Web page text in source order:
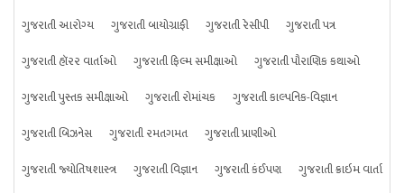
ગુજરાતી આરોગ્ય
ગુજરાતી બાયોગ્રાફી ગુજરાતી રેસીપી
ગુજરાતી પત્ર
ગુજરાતી હૉરર વાર્તાઓ
ગુજરાતી ફિલ્મ સમીક્ષાઓ
ગુજરાતી પૌરાણિક કથાઓ
ગુજરાતી પુસ્તક સમીક્ષાઓ
ગુજરાતી રોમાંચક
ગુજરાતી કાલ્પનિક-વિજ્ઞાન
ગુજરાતી બિઝનેસ
ગુજરાતી રમતગમત
ગુજરાતી પ્રાણીઓ
ગુજરાતી જ્યોતિષશાસ્ત્ર
ગુજરાતી વિજ્ઞાન ગુજરાતી કંઈપણ ગુજરાતી ક્રાઇમ વાર્તા